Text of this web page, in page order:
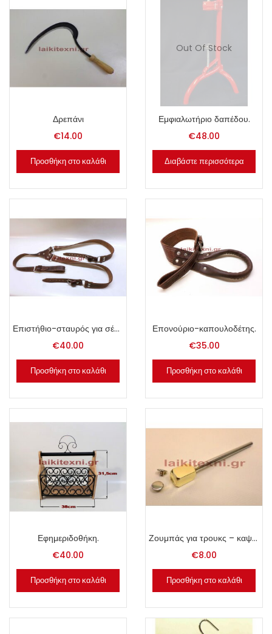
Δρεπάνι
€14.00
Προσθήκη στο καλάθι
Out Of Stock
Εμφιαλωτήριο δαπέδου.
€48.00
Διαβάστε περισσότερα
Επιστήθιο-σταυρός για σέλα.
€40.00
Προσθήκη στο καλάθι
Επονούριο-καπουλοδέτης.
€35.00
Προσθήκη στο καλάθι
Εφημεριδοθήκη.
€40.00
Προσθήκη στο καλάθι
Ζουμπάς για τρουκς – καψούλες
€8.00
Προσθήκη στο καλάθι